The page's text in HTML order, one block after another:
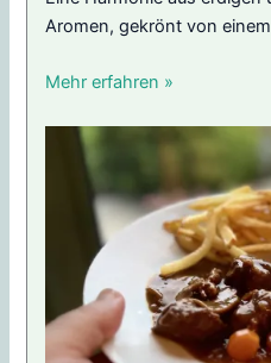
Aromen, gekrönt von
Mehr erfahren »